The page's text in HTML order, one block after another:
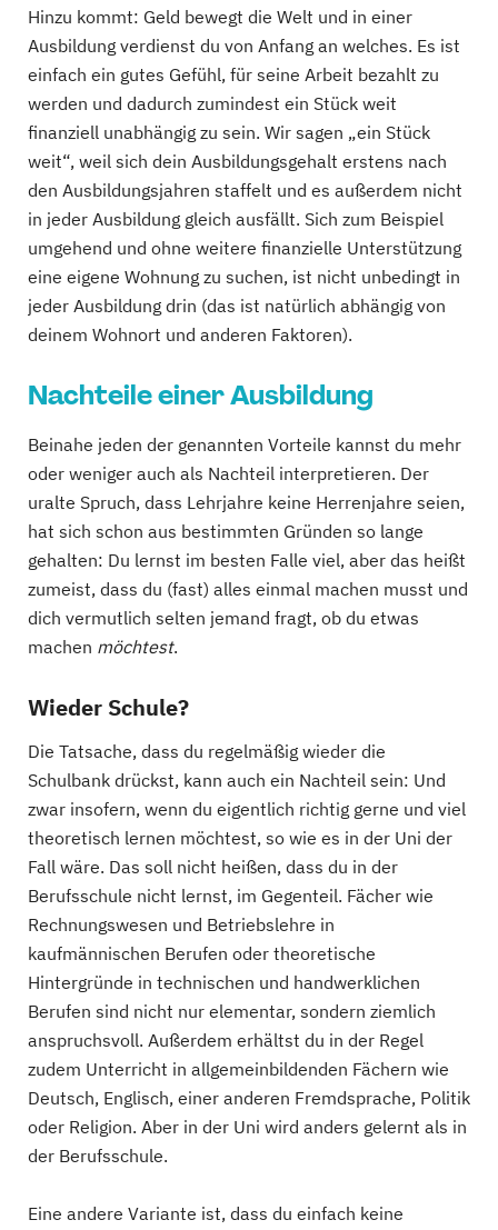
Hinzu kommt: Geld bewegt die Welt und in einer
Ausbildung verdienst du von Anfang an welches. Es ist
einfach ein gutes Gefühl, für seine Arbeit bezahlt zu
werden und dadurch zumindest ein Stück weit
finanziell unabhängig zu sein. Wir sagen „ein Stück
weit“, weil sich dein Ausbildungsgehalt erstens nach
den Ausbildungsjahren staffelt und es außerdem nicht
in jeder Ausbildung gleich ausfällt. Sich zum Beispiel
umgehend und ohne weitere finanzielle Unterstützung
eine eigene Wohnung zu suchen, ist nicht unbedingt in
jeder Ausbildung drin (das ist natürlich abhängig von
deinem Wohnort und anderen Faktoren).
Nachteile einer Ausbildung
Beinahe jeden der genannten Vorteile kannst du mehr
oder weniger auch als Nachteil interpretieren. Der
uralte Spruch, dass Lehrjahre keine Herrenjahre seien,
hat sich schon aus bestimmten Gründen so lange
gehalten: Du lernst im besten Falle viel, aber das heißt
zumeist, dass du (fast) alles einmal machen musst und
dich vermutlich selten jemand fragt, ob du etwas
machen möchtest.
Wieder Schule?
Die Tatsache, dass du regelmäßig wieder die
Schulbank drückst, kann auch ein Nachteil sein: Und
zwar insofern, wenn du eigentlich richtig gerne und viel
theoretisch lernen möchtest, so wie es in der Uni der
Fall wäre. Das soll nicht heißen, dass du in der
Berufsschule nicht lernst, im Gegenteil. Fächer wie
Rechnungswesen und Betriebslehre in
kaufmännischen Berufen oder theoretische
Hintergründe in technischen und handwerklichen
Berufen sind nicht nur elementar, sondern ziemlich
anspruchsvoll. Außerdem erhältst du in der Regel
zudem Unterricht in allgemeinbildenden Fächern wie
Deutsch, Englisch, einer anderen Fremdsprache, Politik
oder Religion. Aber in der Uni wird anders gelernt als in
der Berufsschule.
Eine andere Variante ist, dass du einfach keine